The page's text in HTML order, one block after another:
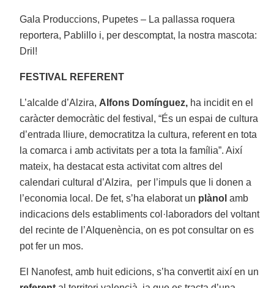
Gala Produccions, Pupetes – La pallassa roquera
reportera, Pablillo i, per descomptat, la nostra mascota:
Dril!
FESTIVAL REFERENT
L’alcalde d’Alzira, Alfons Domínguez, ha incidit en el
caràcter democràtic del festival, “És un espai de cultura
d’entrada lliure, democratitza la cultura, referent en tota
la comarca i amb activitats per a tota la família”. Així
mateix, ha destacat esta activitat com altres del
calendari cultural d’Alzira, per l’impuls que li donen a
l’economia local. De fet, s’ha elaborat un plànol amb
indicacions dels establiments col·laboradors del voltant
del recinte de l’Alquenència, on es pot consultar on es
pot fer un mos.
El Nanofest, amb huit edicions, s’ha convertit així en un